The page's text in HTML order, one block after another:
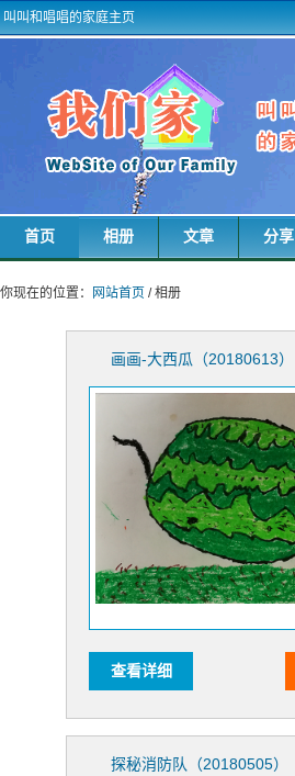
叫叫和唱唱的家庭主页
首页 相册 文章 分享
你现在的位置： 网站首页 / 相册
画画-大西瓜（20180613）
查看详细
探秘消防队（20180505）